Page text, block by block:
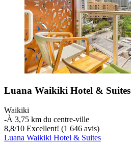
Luana Waikiki Hotel & Suites
Waikiki
‐À 3,75 km du centre-ville
8,8/10 Excellent! (1 646 avis)
Luana Waikiki Hotel & Suites